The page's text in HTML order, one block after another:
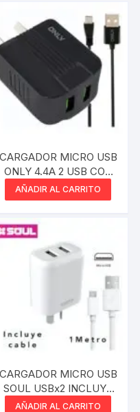
CARGADOR MICRO USB
ONLY 4.4A 2 USB CON
CABLE SEPARADO
AÑADIR AL CARRITO
CARGADOR MICRO USB
SOUL USBx2 INCLUYE
CABLE 2.4A
AÑADIR AL CARRITO